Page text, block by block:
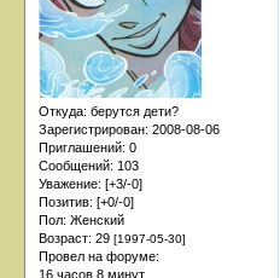
Откуда: берутся дети?
Зарегистрирован: 2008-08-06
Приглашений: 0
Сообщений: 103
Уважение: [+3/-0]
Позитив: [+0/-0]
Пол: Женский
Возраст: 29 [1997-05-30]
Провел на форуме:
16 часов 8 минут